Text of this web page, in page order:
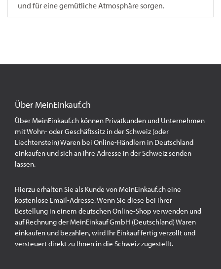
und für eine gemütliche Atmosphäre sorgen.
Über MeinEinkauf.ch
Über MeinEinkauf.ch können Privatkunden und Unternehmen
mit Wohn- oder Geschäftssitz in der Schweiz (oder
Liechtenstein) Waren bei Online-Händlern in Deutschland
einkaufen und sich an ihre Adresse in der Schweiz senden
lassen.
Hierzu erhalten Sie als Kunde von MeinEinkauf.ch eine
kostenlose Email-Adresse. Wenn Sie diese bei Ihrer
Bestellung in einem deutschen Online-Shop verwenden und
auf Rechnung der MeinEinkauf GmbH (Deutschland) Waren
einkaufen und bezahlen, wird Ihr Einkauf fertig verzollt und
versteuert direkt zu Ihnen in die Schweiz zugestellt.